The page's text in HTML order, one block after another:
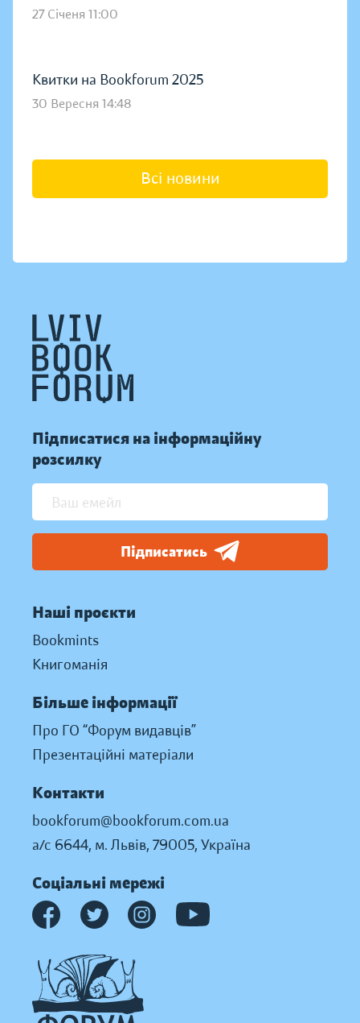
27 Січеня 11:00
Квитки на Bookforum 2025
30 Вересня 14:48
Всі новини
Підписатися на інформаційну
розсилку
Підписатись
Наші проєкти
Bookmints
Книгоманія
Більше інформації
Про ГО “Форум видавців”
Презентаційні матеріали
Контакти
bookforum@bookforum.com.ua
а/с 6644, м. Львів, 79005, Україна
Соціальні мережі